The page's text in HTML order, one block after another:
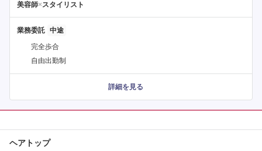
美容師×スタイリスト
業務委託
完全歩合
自由出勤制
詳細を見る
ヘアトップ